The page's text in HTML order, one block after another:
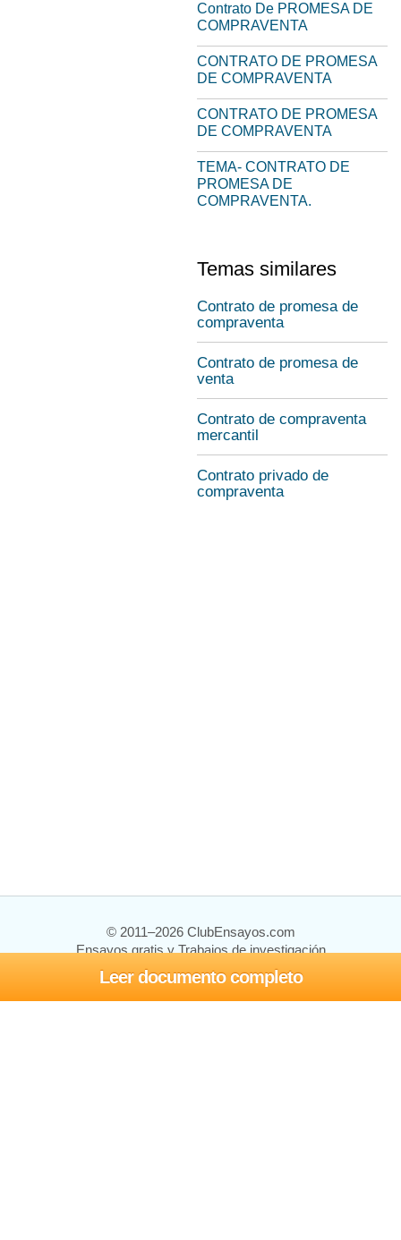
Leer documento completo
Contrato De PROMESA DE
COMPRAVENTA
CONTRATO DE PROMESA
DE COMPRAVENTA
CONTRATO DE PROMESA
DE COMPRAVENTA
TEMA- CONTRATO DE
PROMESA DE
COMPRAVENTA.
Temas similares
Contrato de promesa de
compraventa
Contrato de promesa de
venta
Contrato de compraventa
mercantil
Contrato privado de
compraventa
© 2011–2026 ClubEnsayos.com
Ensayos gratis y Trabajos de investigación